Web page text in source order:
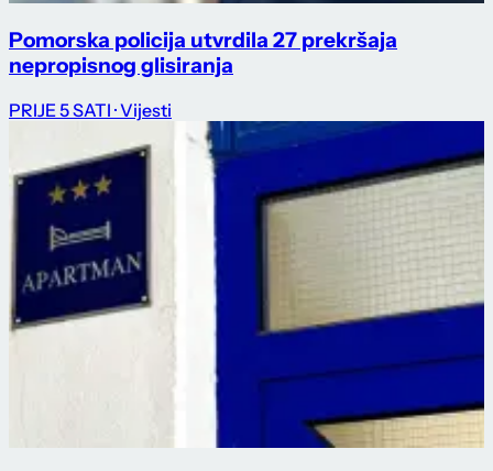
Pomorska policija utvrdila 27 prekršaja
nepropisnog glisiranja
PRIJE 5 SATI · Vijesti